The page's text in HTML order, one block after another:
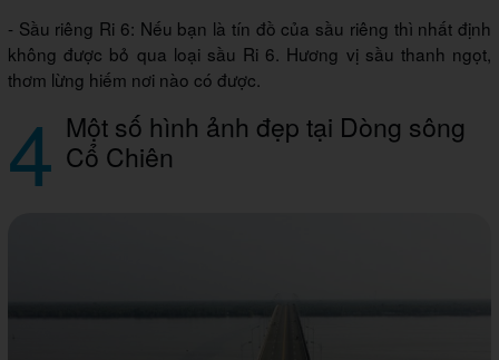
- Sầu riêng Ri 6: Nếu bạn là tín đồ của sầu riêng thì nhất định
không được bỏ qua loại sầu Ri 6. Hương vị sầu thanh ngọt,
thơm lừng hiếm nơi nào có được.
4 Một số hình ảnh đẹp tại Dòng sông
Cổ Chiên